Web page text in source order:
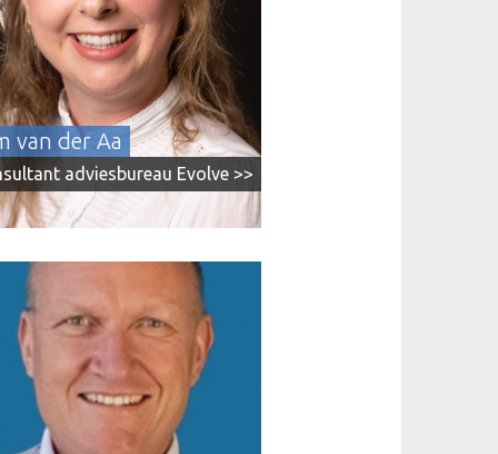
van der Aa
adviesbureau Evolve >>
Kim is gespecialiseerd in
van strategie tot concept, van
tot creatie. Voor Unigarant,
Universiteit Utrecht, Verpact en TU
zij zich ingezet op het gebied
werkplek eenvoudiger, effectiever
te maken. Met een
oog voor adoptie en
laat hij zien hoe je
als SharePoint, Teams
een intranet bouwt dat wél werkt.